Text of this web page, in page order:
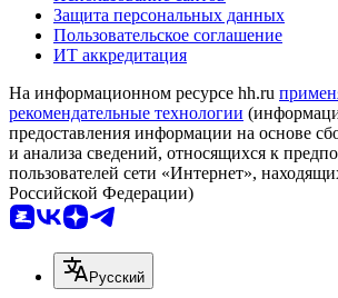
Защита персональных данных
Пользовательское соглашение
ИТ аккредитация
На информационном ресурсе hh.ru
рекомендательные технологии
предоставления информации на основе
и анализа сведений, относящихся к
пользователей сети «Интернет»,
Российской Федерации)
Русский